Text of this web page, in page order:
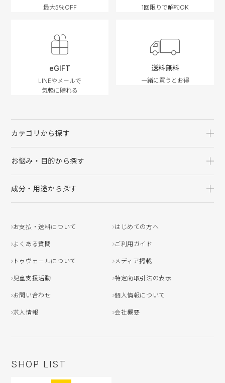
最大5％OFF 1回限りで解約OK
eGIFT
LINEやメールで
気軽に贈れる
送料無料
一緒に買うとお得
カテゴリから探す
お悩み・目的から探す
成分・用途から探す
お支払・送料について はじめての方へ
よくある質問 ご利用ガイド
トゥヴェールについて メディア掲載
児童支援活動 特定商取引法の表示
お問い合わせ 個人情報について
求人情報 会社概要
SHOP LIST